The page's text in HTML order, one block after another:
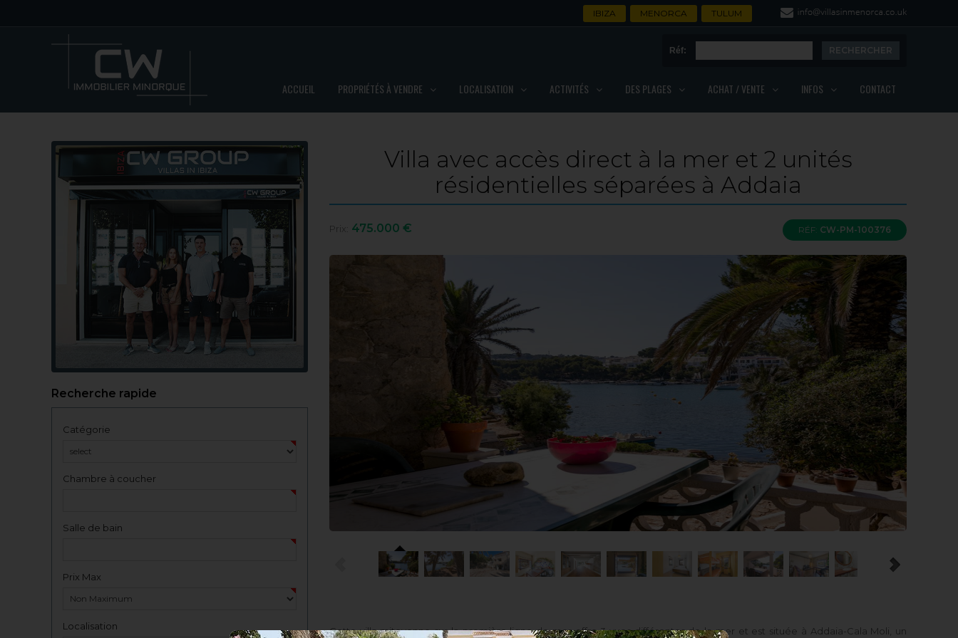
IBIZA MENORCA TULUM
Réf:
ACCUEIL PROPRIÉTÉS À VENDRE LOCALISATION ACTIVITÉS DES PLAGES ACHAT / VENTE INFOS CONTACT
Villa avec accès direct à la mer et 2 unités
résidentielles séparées à Addaia
Prix: 475.000 € RÉF: CW-PM-100376
Cette villa mitoyenne sur la première ligne de mer offre 3 vues différentes de la mer et est située à Addaia-Cala Moli, un
Recherche rapide
Catégorie
Chambre à coucher
Salle de bain
Prix Max
Localisation